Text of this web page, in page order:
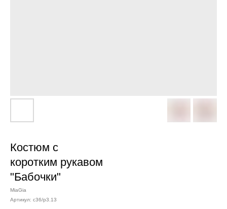
Костюм с
коротким рукавом
"Бабочки"
MiaGia
Артикул: c36/p3.13